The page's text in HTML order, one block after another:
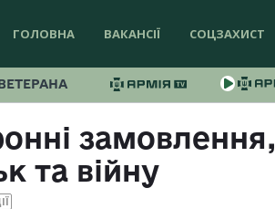
ГОЛОВНА ВАКАНСІЇ СОЦЗАХИСТ
замовлення,
та війну